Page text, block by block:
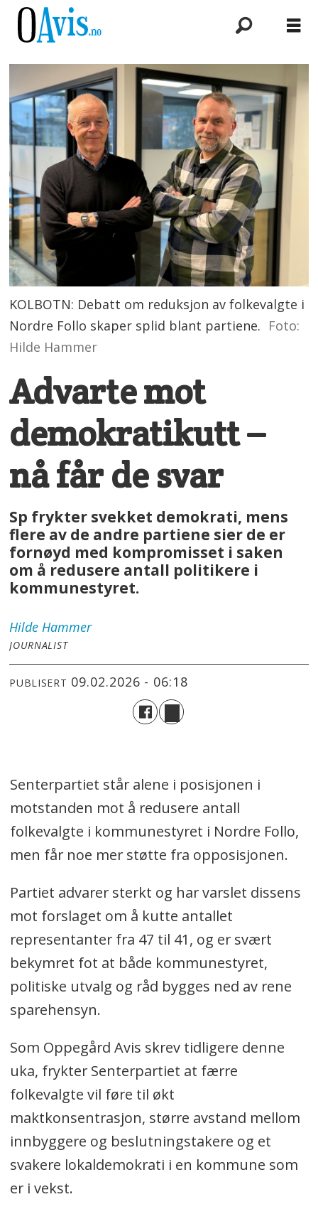
KOLBOTN: Debatt om reduksjon av folkevalgte i
Nordre Follo skaper splid blant partiene. Foto:
Hilde Hammer
Advarte mot
demokratikutt –
nå får de svar
Sp frykter svekket demokrati, mens
flere av de andre partiene sier de er
fornøyd med kompromisset i saken
om å redusere antall politikere i
kommunestyret.
Hilde Hammer
JOURNALIST
PUBLISERT 09.02.2026 - 06:18
Senterpartiet står alene i posisjonen i
motstanden mot å redusere antall
folkevalgte i kommunestyret i Nordre Follo,
men får noe mer støtte fra opposisjonen.
Partiet advarer sterkt og har varslet dissens
mot forslaget om å kutte antallet
representanter fra 47 til 41, og er svært
bekymret fot at både kommunestyret,
politiske utvalg og råd bygges ned av rene
sparehensyn.
Som Oppegård Avis skrev tidligere denne
uka, frykter Senterpartiet at færre
folkevalgte vil føre til økt
maktkonsentrasjon, større avstand mellom
innbyggere og beslutningstakere og et
svakere lokaldemokrati i en kommune som
er i vekst.